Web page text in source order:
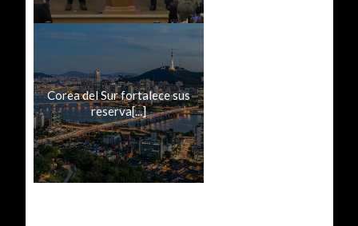
Corea del Sur fortalece sus
reserva[...]